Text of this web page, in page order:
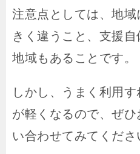
注意点としては、地
きく違うこと、支援
地域もあることです。
しかし、うまく利用
が軽くなるので、ぜ
い合わせてみてくださ